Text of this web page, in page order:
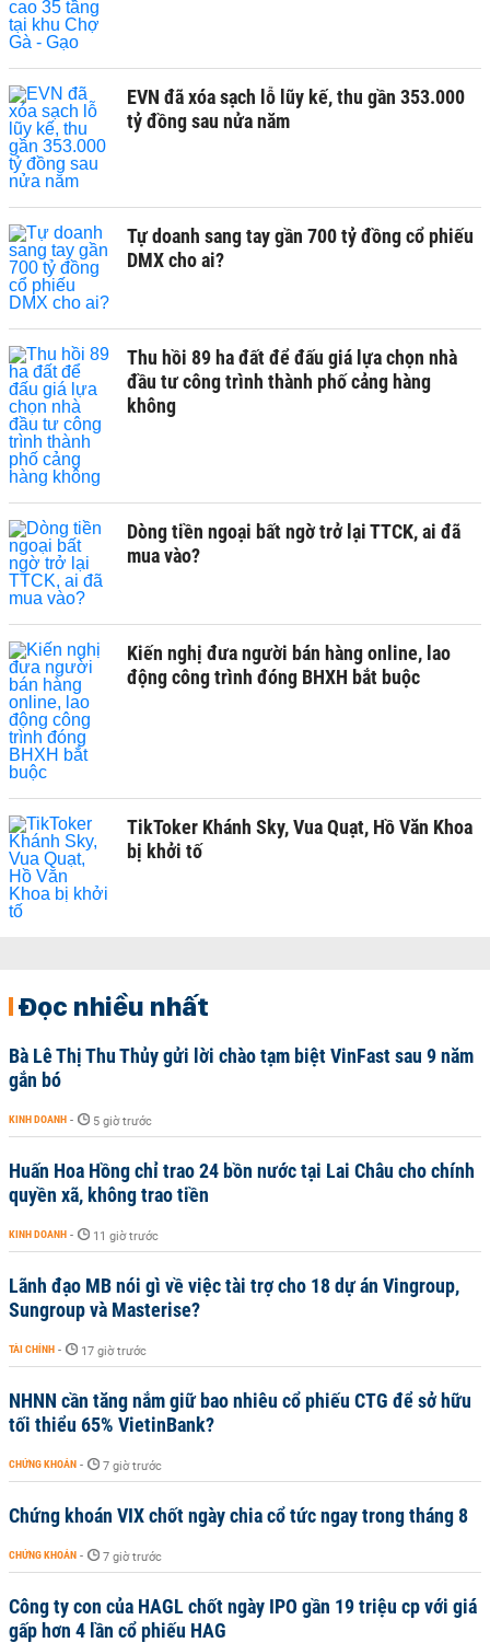
EVN đã xóa sạch lỗ lũy kế, thu gần 353.000
tỷ đồng sau nửa năm
Tự doanh sang tay gần 700 tỷ đồng cổ phiếu
DMX cho ai?
Thu hồi 89 ha đất để đấu giá lựa chọn nhà
đầu tư công trình thành phố cảng hàng
không
Dòng tiền ngoại bất ngờ trở lại TTCK, ai đã
mua vào?
Kiến nghị đưa người bán hàng online, lao
động công trình đóng BHXH bắt buộc
TikToker Khánh Sky, Vua Quạt, Hồ Văn Khoa
bị khởi tố
Đọc nhiều nhất
Bà Lê Thị Thu Thủy gửi lời chào tạm biệt VinFast sau 9 năm
gắn bó
KINH DOANH - 5 giờ trước
Huấn Hoa Hồng chỉ trao 24 bồn nước tại Lai Châu cho chính
quyền xã, không trao tiền
KINH DOANH - 11 giờ trước
Lãnh đạo MB nói gì về việc tài trợ cho 18 dự án Vingroup,
Sungroup và Masterise?
TÀI CHÍNH - 17 giờ trước
NHNN cần tăng nắm giữ bao nhiêu cổ phiếu CTG để sở hữu
tối thiểu 65% VietinBank?
CHỨNG KHOÁN - 7 giờ trước
Chứng khoán VIX chốt ngày chia cổ tức ngay trong tháng 8
CHỨNG KHOÁN - 7 giờ trước
Công ty con của HAGL chốt ngày IPO gần 19 triệu cp với giá
gấp hơn 4 lần cổ phiếu HAG